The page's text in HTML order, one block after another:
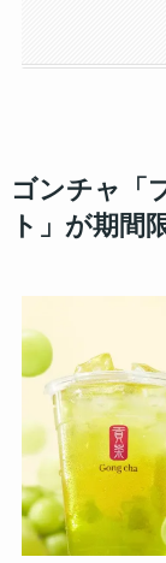
ゴンチャ「
ト」が期間